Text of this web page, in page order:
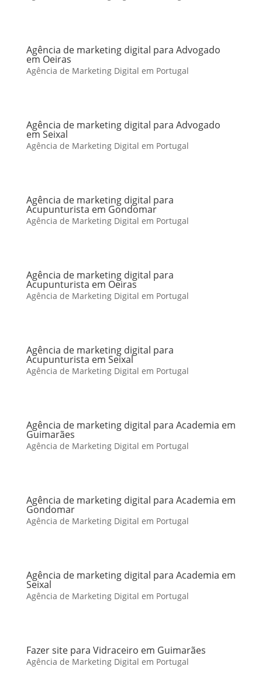
Agência de marketing digital para Advogado
em Oeiras
Agência de Marketing Digital em Portugal
Agência de marketing digital para Advogado
em Seixal
Agência de Marketing Digital em Portugal
Agência de marketing digital para
Acupunturista em Gondomar
Agência de Marketing Digital em Portugal
Agência de marketing digital para
Acupunturista em Oeiras
Agência de Marketing Digital em Portugal
Agência de marketing digital para
Acupunturista em Seixal
Agência de Marketing Digital em Portugal
Agência de marketing digital para Academia em
Guimarães
Agência de Marketing Digital em Portugal
Agência de marketing digital para Academia em
Gondomar
Agência de Marketing Digital em Portugal
Agência de marketing digital para Academia em
Seixal
Agência de Marketing Digital em Portugal
Fazer site para Vidraceiro em Guimarães
Agência de Marketing Digital em Portugal